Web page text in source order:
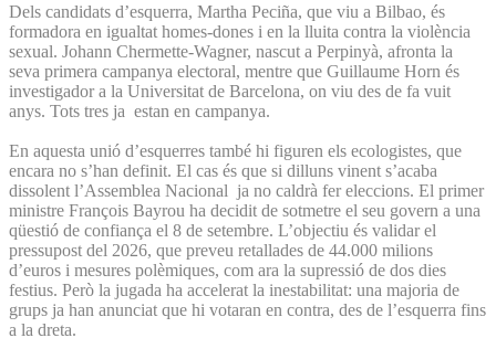
Dels candidats d’esquerra, Martha Peciña, que viu a Bilbao, és
formadora en igualtat homes-dones i en la lluita contra la violència
sexual. Johann Chermette-Wagner, nascut a Perpinyà, afronta la
seva primera campanya electoral, mentre que Guillaume Horn és
investigador a la Universitat de Barcelona, on viu des de fa vuit
anys. Tots tres ja estan en campanya.
En aquesta unió d’esquerres també hi figuren els ecologistes, que
encara no s’han definit. El cas és que si dilluns vinent s’acaba
dissolent l’Assemblea Nacional ja no caldrà fer eleccions. El primer
ministre François Bayrou ha decidit de sotmetre el seu govern a una
qüestió de confiança el 8 de setembre. L’objectiu és validar el
pressupost del 2026, que preveu retallades de 44.000 milions
d’euros i mesures polèmiques, com ara la supressió de dos dies
festius. Però la jugada ha accelerat la inestabilitat: una majoria de
grups ja han anunciat que hi votaran en contra, des de l’esquerra fins
a la dreta.